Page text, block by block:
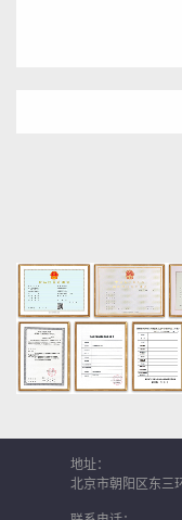
地址：
北京市朝阳区东三